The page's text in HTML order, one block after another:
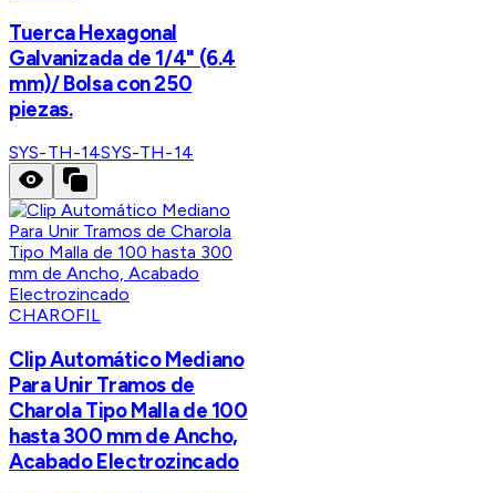
Tuerca Hexagonal
Galvanizada de 1/4" (6.4
mm)/ Bolsa con 250
piezas.
SYS-TH-14SYS-TH-14
CHAROFIL
Clip Automático Mediano
Para Unir Tramos de
Charola Tipo Malla de 100
hasta 300 mm de Ancho,
Acabado Electrozincado